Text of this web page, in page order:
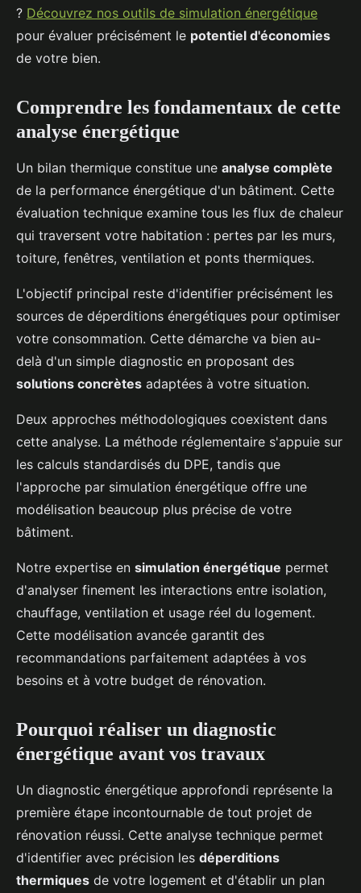
? Découvrez nos outils de simulation énergétique
pour évaluer précisément le potentiel d'économies
de votre bien.
Comprendre les fondamentaux de cette
analyse énergétique
Un bilan thermique constitue une analyse complète
de la performance énergétique d'un bâtiment. Cette
évaluation technique examine tous les flux de chaleur
qui traversent votre habitation : pertes par les murs,
toiture, fenêtres, ventilation et ponts thermiques.
L'objectif principal reste d'identifier précisément les
sources de déperditions énergétiques pour optimiser
votre consommation. Cette démarche va bien au-
delà d'un simple diagnostic en proposant des
solutions concrètes adaptées à votre situation.
Deux approches méthodologiques coexistent dans
cette analyse. La méthode réglementaire s'appuie sur
les calculs standardisés du DPE, tandis que
l'approche par simulation énergétique offre une
modélisation beaucoup plus précise de votre
bâtiment.
Notre expertise en simulation énergétique permet
d'analyser finement les interactions entre isolation,
chauffage, ventilation et usage réel du logement.
Cette modélisation avancée garantit des
recommandations parfaitement adaptées à vos
besoins et à votre budget de rénovation.
Pourquoi réaliser un diagnostic
énergétique avant vos travaux
Un diagnostic énergétique approfondi représente la
première étape incontournable de tout projet de
rénovation réussi. Cette analyse technique permet
d'identifier avec précision les déperditions
thermiques de votre logement et d'établir un plan